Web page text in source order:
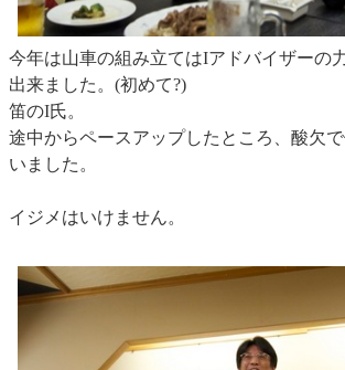
今年は山車の組み立てはIアドバイザーの
出来ました。(初めて?)
笛のI氏。
途中からペースアップしたところ、酸欠
いました。
イジメはいけません。